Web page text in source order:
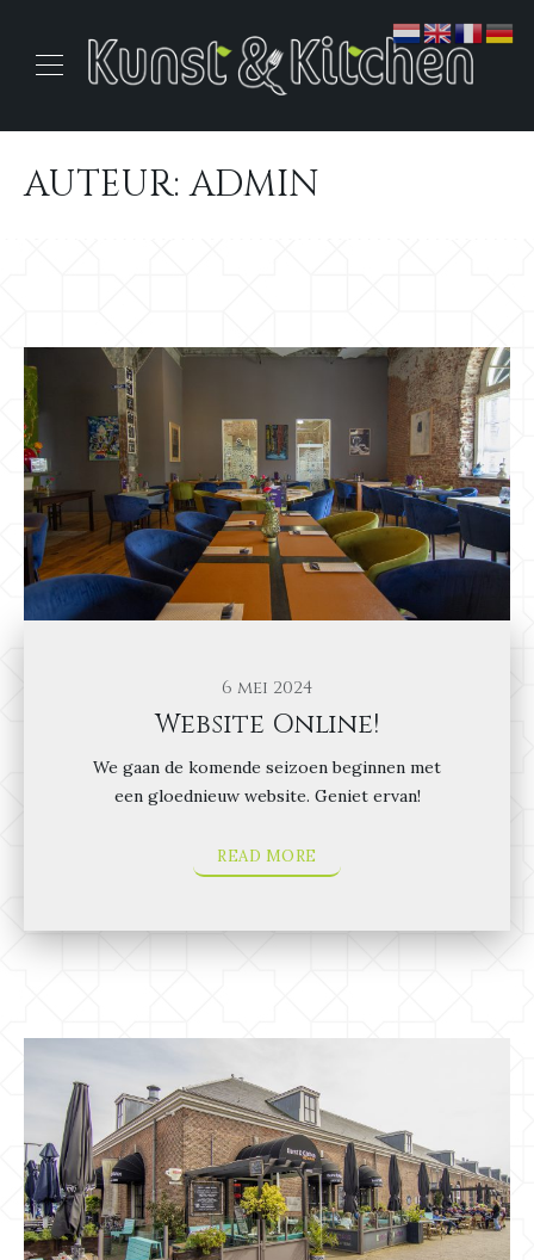
AUTEUR:ADMIN
6 mei 2024
Website Online!
We gaan de komende seizoen beginnen met
een gloednieuw website. Geniet ervan!
READ MORE